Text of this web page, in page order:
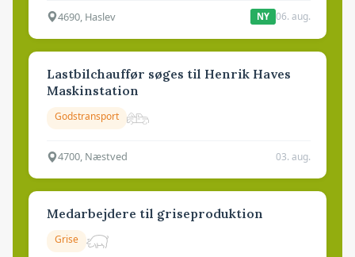
4690, Haslev NY 06. aug.
Lastbilchauffør søges til Henrik Haves
Maskinstation
Godstransport
4700, Næstved 03. aug.
Medarbejdere til griseproduktion
Grise